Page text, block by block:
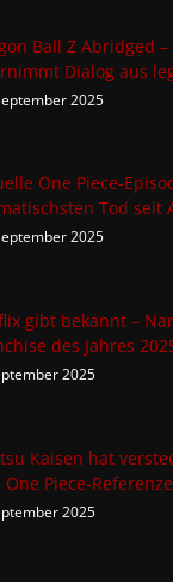
Ball Z Abridged
Dialog aus
2025
One Piece-
Tod seit
2025
gibt bekannt –
des Jahres
2025
Kaisen hat
One Piece-
2025